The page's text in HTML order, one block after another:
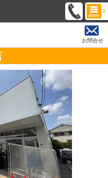
お問合せ